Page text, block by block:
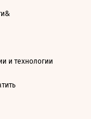
и технологии